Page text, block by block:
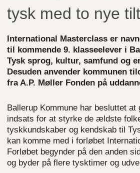
tysk med to nye
International Masterclass er
til kommende 9. klasseelever i
Tysk sprog, kultur, samfund og
Desuden anvender kommunen
fra A.P. Møller Fonden på
Ballerup Kommune har besluttet at
indsats for at styrke de ældste
tyskkundskaber og kendskab til
kan komme med i forløbet
Forløbet begynder på den anden
og byder på flere tysktimer og